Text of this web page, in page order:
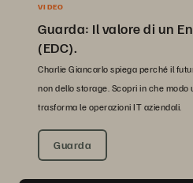
VIDEO
Guarda: Il valore di un
(EDC).
Charlie Giancarlo spiega perché il
non dello storage. Scopri in che
trasforma le operazioni IT aziendali.
Guarda